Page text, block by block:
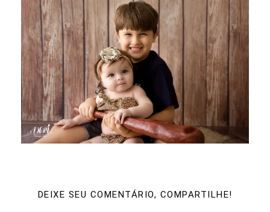
DEIXE SEU COMENTÁRIO, COMPARTILHE!